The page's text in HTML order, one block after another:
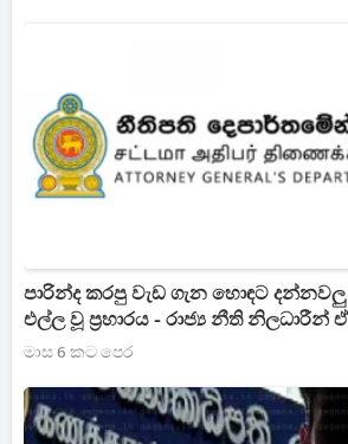
පාරින්ද කරපු වැඩ ගැන හොඳට
එල්ල වූ ප්‍රහාරය - රාජ්‍ය නීති නිලධාරීන්
මාස 6 කට පෙර